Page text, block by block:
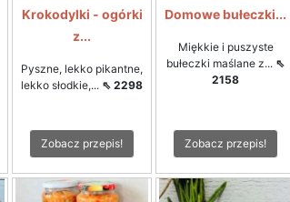
Krokodylki - ogórki
z...
Pyszne, lekko pikantne,
lekko słodkie,... ⇖ 2298
Zobacz przepis!
Domowe bułeczki...
Miękkie i puszyste
bułeczki maślane z... ⇖
2158
Zobacz przepis!